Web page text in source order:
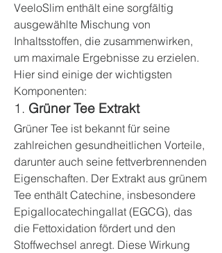
VeeloSlim enthält eine sorgfältig
ausgewählte Mischung von
Inhaltsstoffen, die zusammenwirken,
um maximale Ergebnisse zu erzielen.
Hier sind einige der wichtigsten
Komponenten:
1. Grüner Tee Extrakt
Grüner Tee ist bekannt für seine
zahlreichen gesundheitlichen Vorteile,
darunter auch seine fettverbrennenden
Eigenschaften. Der Extrakt aus grünem
Tee enthält Catechine, insbesondere
Epigallocatechingallat (EGCG), das
die Fettoxidation fördert und den
Stoffwechsel anregt. Diese Wirkung